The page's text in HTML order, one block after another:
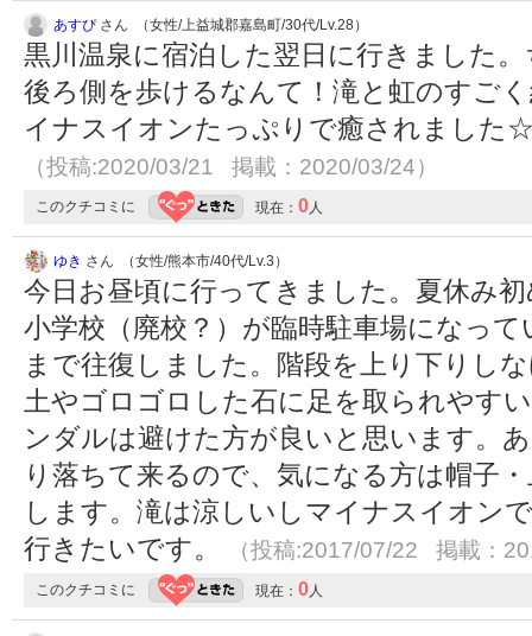
あすぴさん （女性/上益城郡嘉島町/30代/Lv.28）
黒川温泉に宿泊した翌日に行きました
後ろ側を歩けるなんて！滝と虹のすご
イナスイオンたっぷりで癒されました
（投稿:2020/03/21 掲載：2020/03/24）
このクチコミに 現在： 0人
ゆき さん （女性/熊本市/40代/Lv.3）
今日お昼頃に行ってきました。夏休み
小学校（廃校？）が臨時駐車場になっ
まで往復しました。階段を上り下りし
土やゴロゴロした石に足を取られやす
ンダルは避けた方が良いと思います。
り落ちて来るので、気になる方は帽子
します。滝は涼しいしマイナスイオン
行きたいです。
（投稿:2017/07/22 掲載：
このクチコミに 現在： 0人